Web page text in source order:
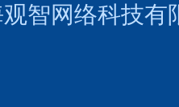
观智网络科技有